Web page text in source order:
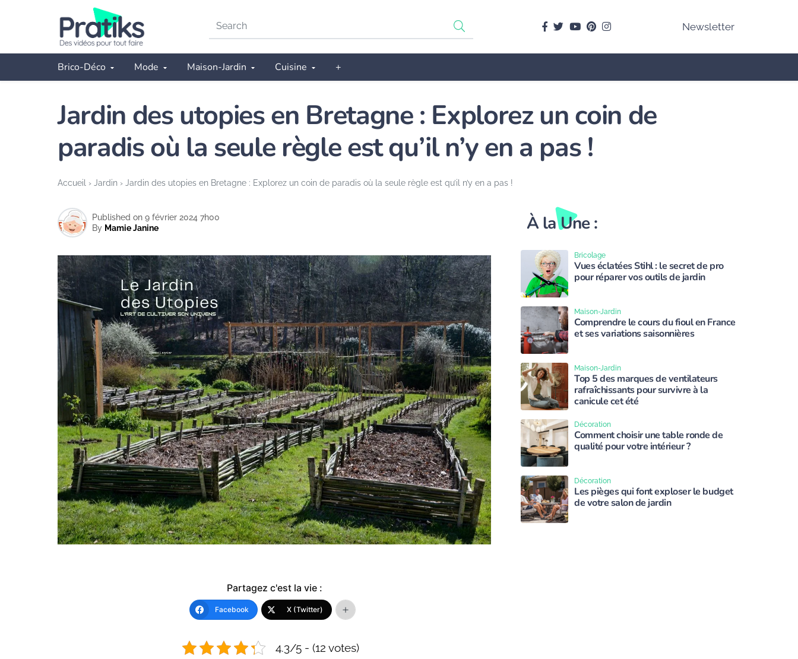
Search
facebook
Twitteryoutubepinterest
instagram Newsletter
Brico-Déco Mode Maison-Jardin Cuisine +
Accueil › Jardin › Jardin des utopies en Bretagne : Explorez un coin de paradis où la seule règle est qu’il n’y en a pas !
Jardin des utopies en Bretagne : Explorez un coin de
paradis où la seule règle est qu’il n’y en a pas !
By Mamie Janine
Published on 9 février 2024 7h00
Partagez c'est la vie :
Facebook X (Twitter)
4.3/5 - (12 votes)
À la Une :
Vues éclatées Stihl : le secret de pro
pour réparer vos outils de jardin
Bricolage
Comprendre le cours du fioul en France
et ses variations saisonnières
Maison-Jardin
Top 5 des marques de ventilateurs
rafraîchissants pour survivre à la
canicule cet été
Maison-Jardin
Comment choisir une table ronde de
qualité pour votre intérieur ?
Décoration
Les pièges qui font exploser le budget
de votre salon de jardin
Décoration